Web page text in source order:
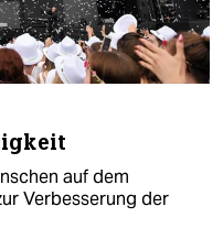
auf dem
Verbesserung der